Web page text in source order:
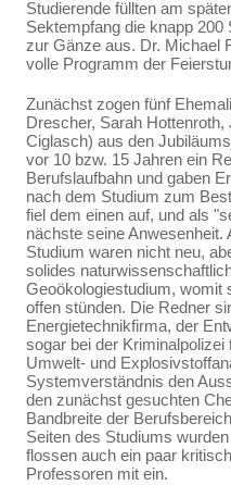
Studierende füllten am
Sektempfang die knapp
zur Gänze aus. Dr. Michael
volle Programm der
Zunächst zogen fünf
Drescher, Sarah
Ciglasch) aus den
vor 10 bzw. 15 Jahren ein
Berufslaufbahn und gaben
nach dem Studium zum
fiel dem einen auf, und als
nächste seine Anwesenheit.
Studium waren nicht neu,
solides
Geoökologiestudium, womit
offen stünden. Die Redner
Energietechnikfirma, der
sogar bei der
Umwelt- und
Systemverständnis den
den zunächst gesuchten
Bandbreite der
Seiten des Studiums
flossen auch ein paar
Professoren mit ein.